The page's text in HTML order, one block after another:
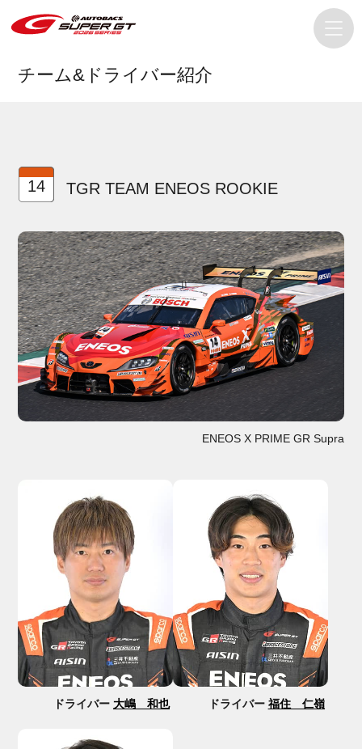
チーム&ドライバー紹介
14 TGR TEAM ENEOS ROOKIE
ENEOS X PRIME GR Supra
ドライバー 大嶋 和也 ドライバー 福住 仁嶺